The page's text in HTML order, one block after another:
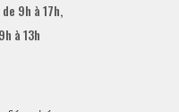
9h à 17h,
à 13h